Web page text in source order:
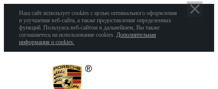
Наш сайт использует cookies с целью оптимального оформления
и улучшения веб-сайта, а также предоставления определенных
функций. Пользуясь веб-сайтом в дальнейшем, Вы также
соглашаетесь на использование cookies. Дополнительная
информация о cookies.